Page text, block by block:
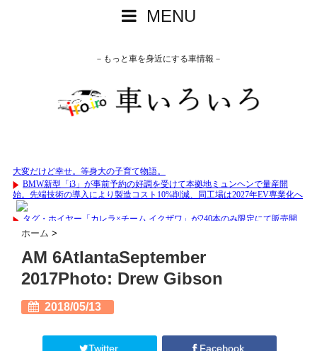
MENU
－もっと車を身近にする車情報－
ホーム >
AM 6AtlantaSeptember
2017Photo: Drew Gibson
2018/05/13
Twitter Facebook